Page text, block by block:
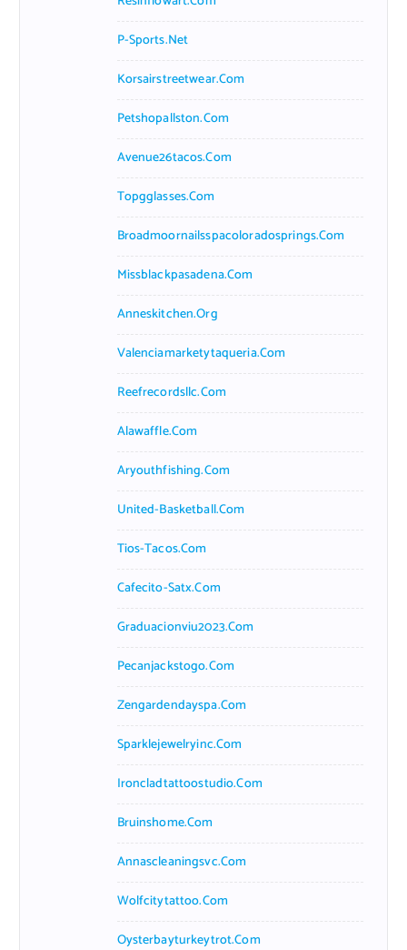
P-Sports.net
Korsairstreetwear.com
Petshopallston.com
Avenue26tacos.com
Topgglasses.com
Broadmoornailsspacoloradosprings.com
Missblackpasadena.com
Anneskitchen.org
Valenciamarketytaqueria.com
Reefrecordsllc.com
Alawaffle.com
Aryouthfishing.com
United-Basketball.com
Tios-Tacos.com
Cafecito-Satx.com
Graduacionviu2023.com
Pecanjackstogo.com
Zengardendayspa.com
Sparklejewelryinc.com
Ironcladtattoostudio.com
Bruinshome.com
Annascleaningsvc.com
Wolfcitytattoo.com
Oysterbayturkeytrot.com